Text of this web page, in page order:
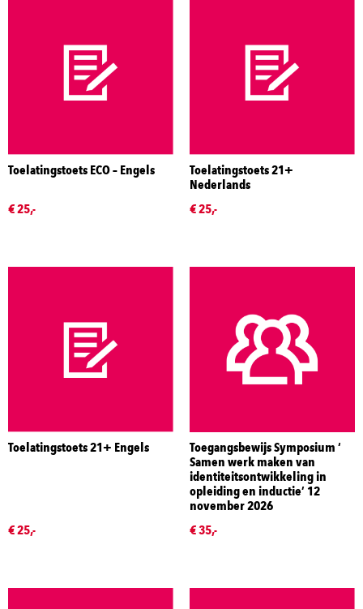
Toelatingstoets ECO – Engels
€ 25,-
Toelatingstoets 21+
Nederlands
€ 25,-
Toelatingstoets 21+ Engels
€ 25,-
Toegangsbewijs Symposium ‘
Samen werk maken van
identiteitsontwikkeling in
opleiding en inductie’ 12
november 2026
€ 35,-